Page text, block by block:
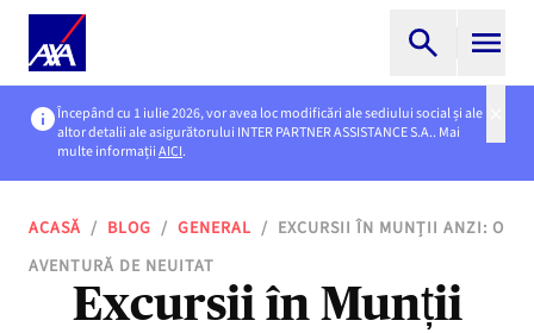
Începând cu 1 iulie 2026, vor avea loc modificări ale sediului social și ale
altor detalii ale asigurătorului INTER PARTNER ASSISTANCE S.A.. Mai
multe informațiiAICI.
ACASĂ / BLOG / GENERAL / EXCURSII ÎN MUNȚII ANZI: O
AVENTURĂ DE NEUITAT
Excursii în Munții